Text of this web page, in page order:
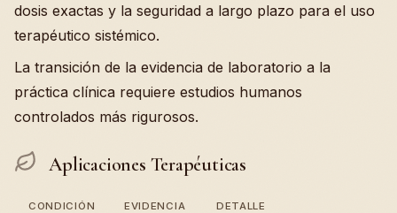
dosis exactas y la seguridad a largo plazo para el uso
terapéutico sistémico.
La transición de la evidencia de laboratorio a la
práctica clínica requiere estudios humanos
controlados más rigurosos.
Aplicaciones Terapéuticas
CONDICIÓN EVIDENCIA DETALLE